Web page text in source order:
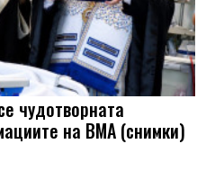
чудотворната
на ВМА (снимки)